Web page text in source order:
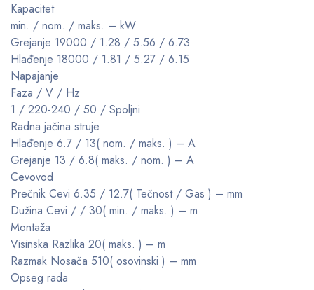
Kapacitet
min. / nom. / maks. – kW
Grejanje 19000 / 1.28 / 5.56 / 6.73
Hlađenje 18000 / 1.81 / 5.27 / 6.15
Napajanje
Faza / V / Hz
1 / 220-240 / 50 / Spoljni
Radna jačina struje
Hlađenje 6.7 / 13( nom. / maks. ) – A
Grejanje 13 / 6.8( maks. / nom. ) – A
Cevovod
Prečnik Cevi 6.35 / 12.7( Tečnost / Gas ) – mm
Dužina Cevi / / 30( min. / maks. ) – m
Montaža
Visinska Razlika 20( maks. ) – m
Razmak Nosača 510( osovinski ) – mm
Opseg rada